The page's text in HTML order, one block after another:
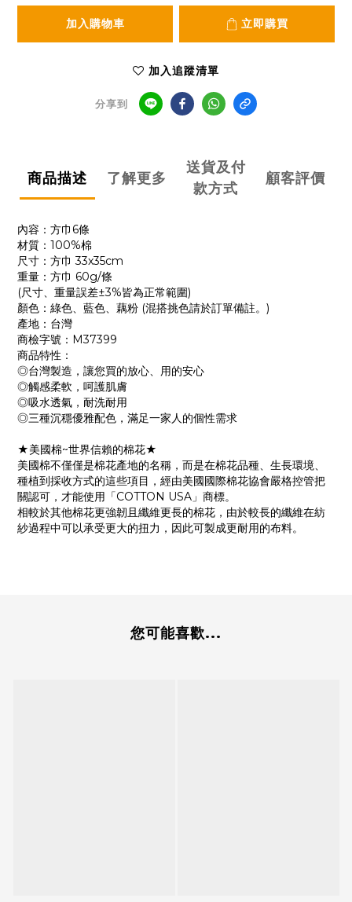
加入購物車 立即購買
加入追蹤清單
分享到
商品描述 了解更多
送貨及付
款方式
顧客評價
內容：方巾6條
材質：100%棉
尺寸：方巾 33x35cm
重量：方巾 60g/條
(尺寸、重量誤差±3%皆為正常範圍)
顏色：綠色、藍色、藕粉 (混搭挑色請於訂單備註。)
產地：台灣
商檢字號：M37399
商品特性：
◎台灣製造，讓您買的放心、用的安心
◎觸感柔軟，呵護肌膚
◎吸水透氣，耐洗耐用
◎三種沉穩優雅配色，滿足一家人的個性需求
★美國棉~世界信賴的棉花★
美國棉不僅僅是棉花產地的名稱，而是在棉花品種、生長環境、
種植到採收方式的這些項目，經由美國國際棉花協會嚴格控管把
關認可，才能使用「COTTON USA」商標。
相較於其他棉花更強韌且纖維更長的棉花，由於較長的纖維在紡
紗過程中可以承受更大的扭力，因此可製成更耐用的布料。
您可能喜歡...